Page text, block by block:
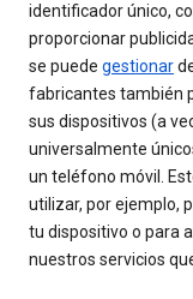
identificador único,
proporcionar
se puede gestionar
fabricantes también
sus dispositivos (a
universalmente
un teléfono móvil.
utilizar, por ejemplo,
tu dispositivo o para
nuestros servicios